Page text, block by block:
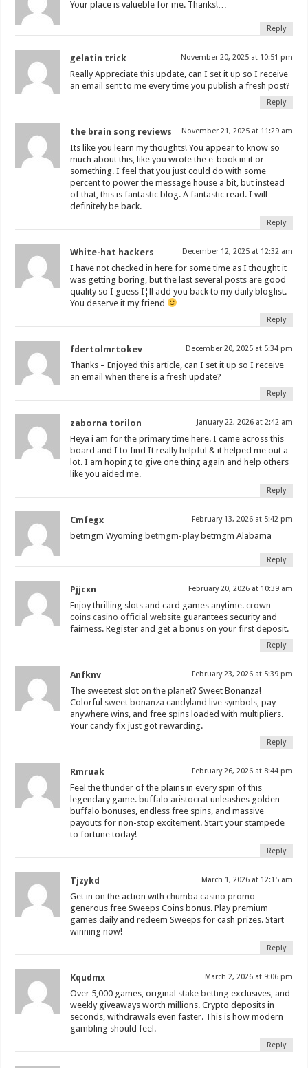
Your place is valueble for me. Thanks!…
Reply
gelatin trick November 20, 2025 at 10:51 pm
Really Appreciate this update, can I set it up so I receive
an email sent to me every time you publish a fresh post?
Reply
the brain song reviews November 21, 2025 at 11:29 am
Its like you learn my thoughts! You appear to know so
much about this, like you wrote the e-book in it or
something. I feel that you just could do with some
percent to power the message house a bit, but instead
of that, this is fantastic blog. A fantastic read. I will
definitely be back.
Reply
White-hat hackers December 12, 2025 at 12:32 am
I have not checked in here for some time as I thought it
was getting boring, but the last several posts are good
quality so I guess I¦ll add you back to my daily bloglist.
You deserve it my friend
Reply
fdertolmrtokev December 20, 2025 at 5:34 pm
Thanks – Enjoyed this article, can I set it up so I receive
an email when there is a fresh update?
Reply
zaborna torilon January 22, 2026 at 2:42 am
Heya i am for the primary time here. I came across this
board and I to find It really helpful & it helped me out a
lot. I am hoping to give one thing again and help others
like you aided me.
Reply
Cmfegx February 13, 2026 at 5:42 pm
betmgm Wyoming betmgm-play betmgm Alabama
Reply
Pjjcxn February 20, 2026 at 10:39 am
Enjoy thrilling slots and card games anytime.crown
coins casino official website guarantees security and
fairness. Register and get a bonus on your first deposit.
Reply
Anfknv February 23, 2026 at 5:39 pm
The sweetest slot on the planet? Sweet Bonanza!
Colorful sweet bonanza candyland live symbols, pay-
anywhere wins, and free spins loaded with multipliers.
Your candy fix just got rewarding.
Reply
Rmruak February 26, 2026 at 8:44 pm
Feel the thunder of the plains in every spin of this
legendary game. buffalo aristocrat unleashes golden
buffalo bonuses, endless free spins, and massive
payouts for non-stop excitement. Start your stampede
to fortune today!
Reply
Tjzykd March 1, 2026 at 12:15 am
Get in on the action withchumba casino promo
generous free Sweeps Coins bonus. Play premium
games daily and redeem Sweeps for cash prizes. Start
winning now!
Reply
Kqudmx March 2, 2026 at 9:06 pm
Over 5,000 games, original stake betting exclusives, and
weekly giveaways worth millions. Crypto deposits in
seconds, withdrawals even faster. This is how modern
gambling should feel.
Reply